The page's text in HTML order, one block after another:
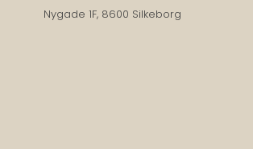
Nygade 1F, 8600 Silkeborg